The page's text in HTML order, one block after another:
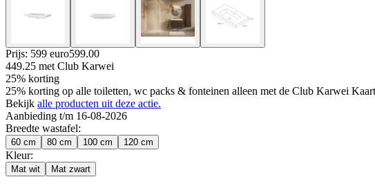
Prijs: 599 euro599.00
449.25 met Club Karwei
25% korting
25% korting op alle toiletten, wc packs & fonteinen alleen met de Club Karwei
Bekijk alle producten uit deze actie.
Aanbieding t/m 16-08-2026
Breedte wastafel:
60 cm 80 cm 100 cm 120 cm
Kleur:
Mat wit Mat zwart